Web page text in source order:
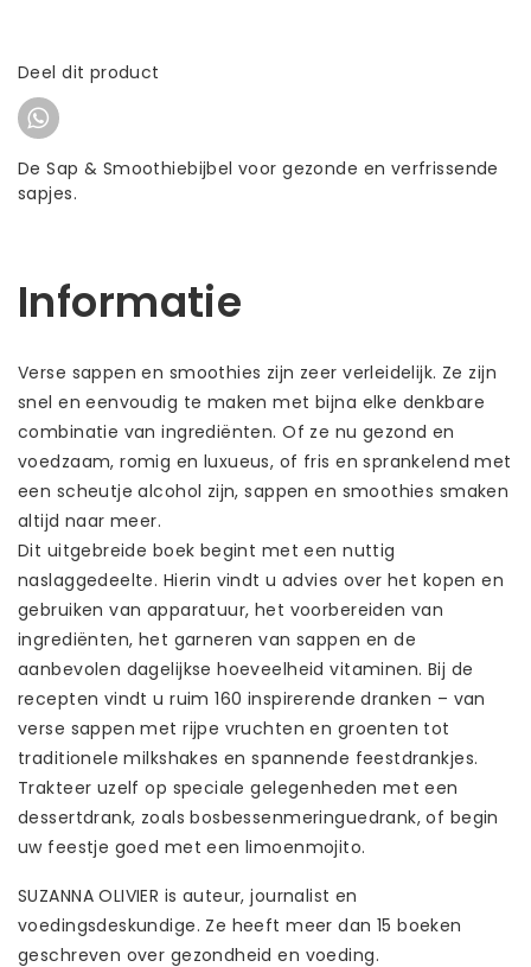
Deel dit product
De Sap & Smoothiebijbel voor gezonde en verfrissende
sapjes.
Informatie
Verse sappen en smoothies zijn zeer verleidelijk. Ze zijn
snel en eenvoudig te maken met bijna elke denkbare
combinatie van ingrediënten. Of ze nu gezond en
voedzaam, romig en luxueus, of fris en sprankelend met
een scheutje alcohol zijn, sappen en smoothies smaken
altijd naar meer.
Dit uitgebreide boek begint met een nuttig
naslaggedeelte. Hierin vindt u advies over het kopen en
gebruiken van apparatuur, het voorbereiden van
ingrediënten, het garneren van sappen en de
aanbevolen dagelijkse hoeveelheid vitaminen. Bij de
recepten vindt u ruim 160 inspirerende dranken – van
verse sappen met rijpe vruchten en groenten tot
traditionele milkshakes en spannende feestdrankjes.
Trakteer uzelf op speciale gelegenheden met een
dessertdrank, zoals bosbessenmeringuedrank, of begin
uw feestje goed met een limoenmojito.
SUZANNA OLIVIER is auteur, journalist en
voedingsdeskundige. Ze heeft meer dan 15 boeken
geschreven over gezondheid en voeding.